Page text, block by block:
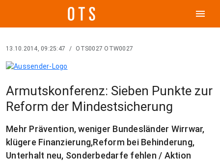
menu
13.10.2014, 09:25:47 / OTS0027 OTW0027
Armutskonferenz: Sieben Punkte zur
Reform der Mindestsicherung
Mehr Prävention, weniger Bundesländer Wirrwar,
klügere Finanzierung,Reform bei Behinderung,
Unterhalt neu, Sonderbedarfe fehlen / Aktion